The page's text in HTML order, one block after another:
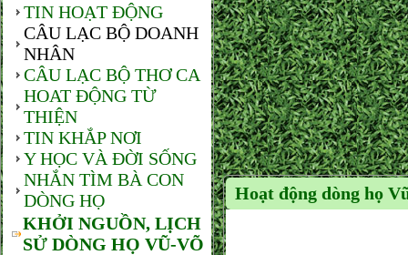
TIN HOẠT ĐỘNG
CÂU LẠC BỘ DOANH
NHÂN
CÂU LẠC BỘ THƠ CA
HOAT ĐỘNG TỪ
THIỆN
TIN KHẮP NƠI
Y HỌC VÀ ĐỜI SỐNG
NHẮN TÌM BÀ CON
DÒNG HỌ
KHỞI NGUỒN, LỊCH
SỬ DÒNG HỌ VŨ-VÕ
Hoạt động dòng họ